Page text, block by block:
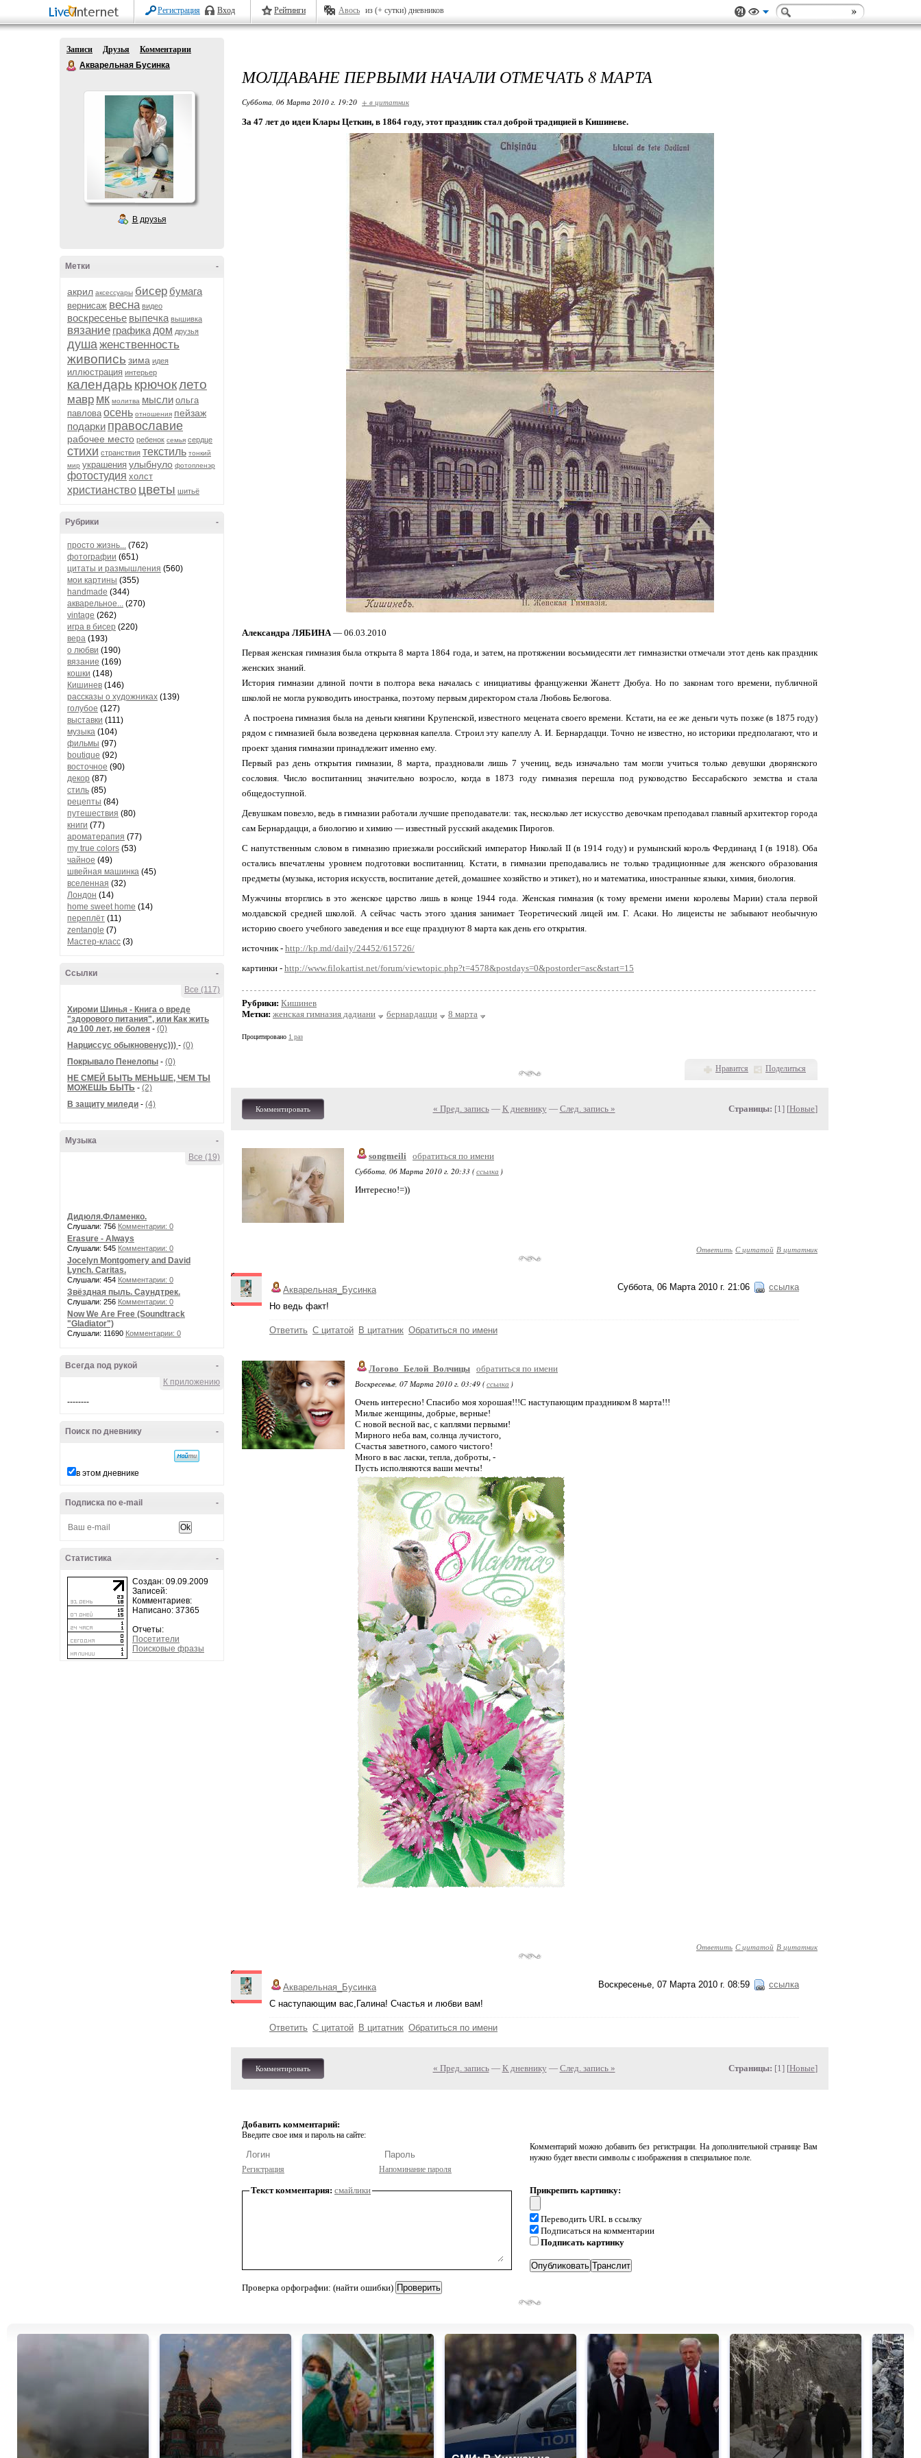
Регистрация Вход Рейтинги Авось из (+ сутки) дневников
Записи Друзья
Комментарии
Акварельная Бусинка
В друзья
-
Метки
акрил аксессуары бисер бумага
вернисаж весна видео
воскресенье выпечка вышивка
вязание графика дом друзья
душаженственность
живопись зима идея
иллюстрация интерьер
календарь крючоклето
мавр мк молитва мысли ольга
павлова осень отношения пейзаж
подарки православие
рабочее место ребенок семья сердце
стихи странствия текстиль тонкий
мир украшения улыбнуло фотопленэр
фотостудия холст
христианство цветы шитьё
-
Рубрики
просто жизнь... (762)
фотографии (651)
цитаты и размышления (560)
мои картины (355)
handmade (344)
акварельное... (270)
vintage (262)
игра в бисер (220)
вера (193)
о любви (190)
вязание (169)
кошки (148)
Кишинев (146)
рассказы о художниках (139)
голубое (127)
выставки (111)
музыка (104)
фильмы (97)
boutique (92)
восточное (90)
декор (87)
стиль (85)
рецепты (84)
путешествия (80)
книги (77)
ароматерапия (77)
my true colors (53)
чайное (49)
швейная машинка (45)
вселенная (32)
Лондон (14)
home sweet home (14)
переплёт (11)
zentangle (7)
Мастер-класс (3)
-
Ссылки
Все (117)
Хироми Шинья - Книга о вреде
"здорового питания", или Как жить
до 100 лет, не болея - (0)
Нарциссус обыкновенус))) - (0)
Покрывало Пенелопы - (0)
НЕ СМЕЙ БЫТЬ МЕНЬШЕ, ЧЕМ ТЫ
МОЖЕШЬ БЫТЬ - (2)
В защиту миледи - (4)
-
Музыка
Все (19)
Дидюля.Фламенко.
Слушали: 756 Комментарии: 0
Erasure - Always
Слушали: 545 Комментарии: 0
Jocelyn Montgomery and David
Lynch. Caritas.
Слушали: 454 Комментарии: 0
Звёздная пыль. Саундтрек.
Слушали: 256 Комментарии: 0
Now We Are Free (Soundtrack
"Gladiator")
Слушали: 11690 Комментарии: 0
-
Всегда под рукой
К приложению
--------
-
Поиск по дневнику
в этом дневнике
-
Подписка по e-mail
-
Статистика
Создан: 09.09.2009
Записей:
Комментариев:
Написано: 37365
Отчеты:
Посетители
Поисковые фразы
МОЛДАВАНЕ ПЕРВЫМИ НАЧАЛИ ОТМЕЧАТЬ 8 МАРТА
Суббота, 06 Марта 2010 г. 19:20 + в цитатник
За 47 лет до идеи Клары Цеткин, в 1864 году, этот праздник стал доброй традицией в Кишиневе.
Александра ЛЯБИНА— 06.03.2010
Первая женская гимназия была открыта 8 марта 1864 года, и затем, на протяжении восьмидесяти лет гимназистки отмечали этот день как праздник
женских знаний.
История гимназии длиной почти в полтора века началась с инициативы француженки Жанетт Дюбуа. Но по законам того времени, публичной
школой не могла руководить иностранка, поэтому первым директором стала Любовь Белюгова.
А построена гимназия была на деньги княгини Крупенской, известного мецената своего времени. Кстати, на ее же деньги чуть позже (в 1875 году)
рядом с гимназией была возведена церковная капелла. Строил эту капеллу А. И. Бернардацци. Точно не известно, но историки предполагают, что и
проект здания гимназии принадлежит именно ему.
Первый раз день открытия гимназии, 8 марта, праздновали лишь 7 учениц, ведь изначально там могли учиться только девушки дворянского
сословия. Число воспитанниц значительно возросло, когда в 1873 году гимназия перешла под руководство Бессарабского земства и стала
общедоступной.
Девушкам повезло, ведь в гимназии работали лучшие преподаватели: так, несколько лет искусство девочкам преподавал главный архитектор города
сам Бернардацци, а биологию и химию — известный русский академик Пирогов.
С напутственным словом в гимназию приезжали российский император Николай II (в 1914 году) и румынский король Фердинанд I (в 1918). Оба
остались впечатлены уровнем подготовки воспитанниц. Кстати, в гимназии преподавались не только традиционные для женского образования
предметы (музыка, история искусств, воспитание детей, домашнее хозяйство и этикет), но и математика, иностранные языки, химия, биология.
Мужчины вторглись в это женское царство лишь в конце 1944 года. Женская гимназия (к тому времени имени королевы Марии) стала первой
молдавской средней школой. А сейчас часть этого здания занимает Теоретический лицей им. Г. Асаки. Но лицеисты не забывают необычную
историю своего учебного заведения и все еще празднуют 8 марта как день его открытия.
источник - http://kp.md/daily/24452/615726/
картинки - http://www.filokartist.net/forum/viewtopic.php?t=4578&postdays=0&postorder=asc&start=15
Рубрики: Кишинев
Метки: женская гимназия дадиани бернардацци 8 марта
Процитировано 1 раз
Нравится Поделиться
Комментировать « Пред. запись— К дневнику — След. запись » Страницы: [1] [Новые]
songmeili обратиться по имени
Суббота, 06 Марта 2010 г. 20:33 (ссылка )
Интересно!=))
Ответить С цитатой В цитатник
Суббота, 06 Марта 2010 г. 21:06 ссылка
Акварельная_Бусинка
Но ведь факт!
Ответить С цитатой В цитатник Обратиться по имени
Логово_Белой_Волчицы обратиться по имени
Воскресенье, 07 Марта 2010 г. 03:49 (ссылка )
Очень интересно! Спасибо моя хорошая!!!С наступающим праздником 8 марта!!!
Милые женщины, добрые, верные!
С новой весной вас, с каплями первыми!
Мирного неба вам, солнца лучистого,
Счастья заветного, самого чистого!
Много в вас ласки, тепла, доброты, -
Пусть исполняются ваши мечты!
Ответить С цитатой В цитатник
Воскресенье, 07 Марта 2010 г. 08:59 ссылка
Акварельная_Бусинка
С наступающим вас,Галина! Счастья и любви вам!
Ответить С цитатой В цитатник Обратиться по имени
Комментировать « Пред. запись— К дневнику — След. запись » Страницы: [1] [Новые]
Добавить комментарий:
Введите свое имя и пароль на сайте:
Регистрация Напоминание пароля
Комментарий можно добавить без регистрации. На дополнительной странице Вам
нужно будет ввести символы с изображения в специальное поле.
Текст комментария: смайлики
Проверка орфографии: (найти ошибки)
Прикрепить картинку:
Переводить URL в ссылку
Подписаться на комментарии
Подписать картинку